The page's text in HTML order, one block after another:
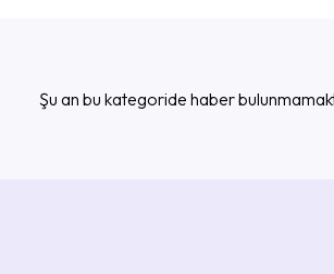
Şu an bu kategoride haber